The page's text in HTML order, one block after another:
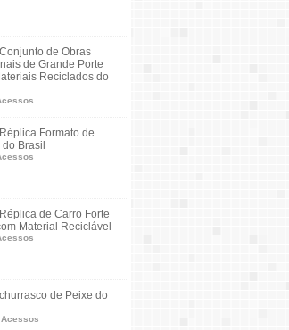
de Obras
de Grande Porte
Reciclados do
Formato de
Brasil
de Carro Forte
Material Reciclável
de Peixe do